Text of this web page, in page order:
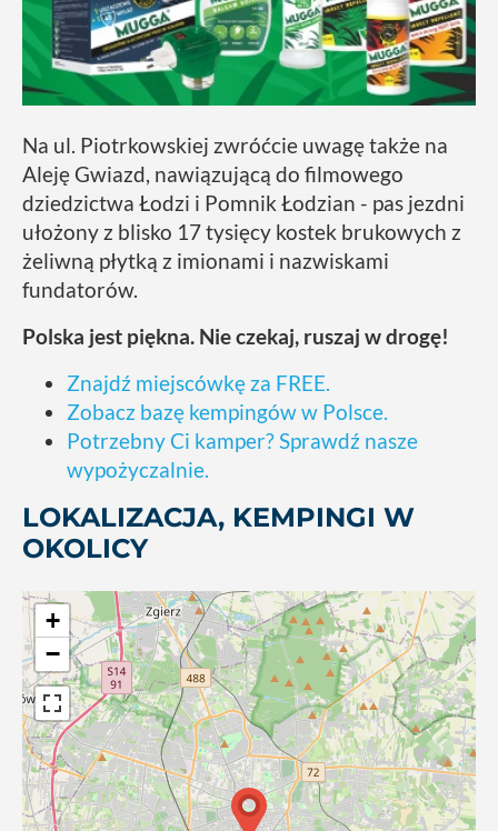
Na ul. Piotrkowskiej zwróćcie uwagę także na
Aleję Gwiazd, nawiązującą do filmowego
dziedzictwa Łodzi i Pomnik Łodzian - pas jezdni
ułożony z blisko 17 tysięcy kostek brukowych z
żeliwną płytką z imionami i nazwiskami
fundatorów.
Polska jest piękna. Nie czekaj, ruszaj w drogę!
Znajdź miejscówkę za FREE.
Zobacz bazę kempingów w Polsce.
Potrzebny Ci kamper? Sprawdź nasze
wypożyczalnie.
LOKALIZACJA, KEMPINGI W
OKOLICY
+
−